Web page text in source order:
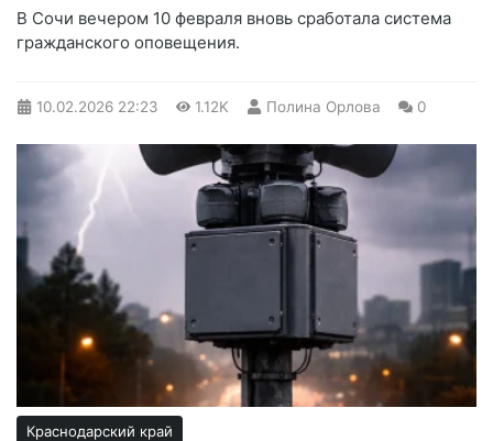
В Сочи вечером 10 февраля вновь сработала система
гражданского оповещения.
10.02.2026 22:23 1.12K Полина Орлова 0
Краснодарский край